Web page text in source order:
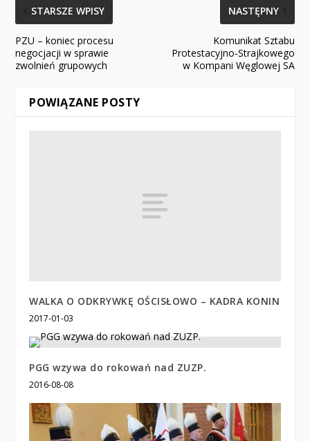
STARSZE WPISY
PZU – koniec procesu
negocjacji w sprawie
zwolnień grupowych
NASTĘPNY
Komunikat Sztabu
Protestacyjno-Strajkowego
w Kompani Węglowej SA
POWIĄZANE POSTY
WALKA O ODKRYWKĘ OŚCISŁOWO – KADRA KONIN
2017-01-03
PGG wzywa do rokowań nad ZUZP.
2016-08-08